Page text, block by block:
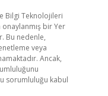
Bilgi Teknolojileri
bir Yer
Bu nedenle,
veya
Ancak,
sorumluluğu kabul